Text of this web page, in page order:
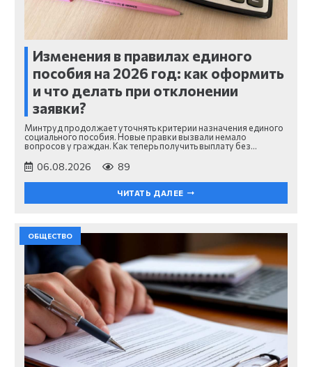
Изменения в правилах единого
пособия на 2026 год: как оформить
и что делать при отклонении
заявки?
Минтруд продолжает уточнять критерии назначения единого
социального пособия. Новые правки вызвали немало
вопросов у граждан. Как теперь получить выплату без…
06.08.2026 89
ЧИТАТЬ ДАЛЕЕ
ОБЩЕСТВО